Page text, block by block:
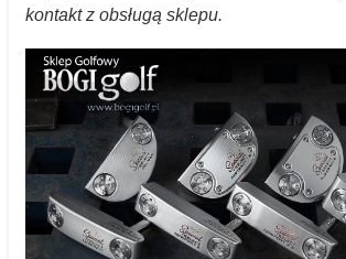
kontakt z obsługą sklepu.